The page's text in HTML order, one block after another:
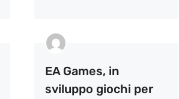
EA Games, in
sviluppo giochi per